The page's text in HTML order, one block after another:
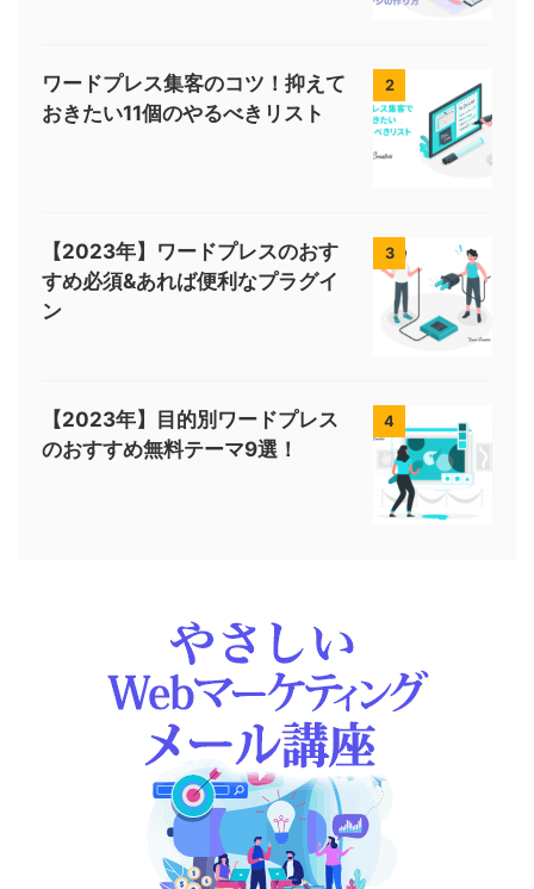
2
ワードプレス集客のコツ！抑えて
おきたい11個のやるべきリスト
3
【2023年】ワードプレスのおす
すめ必須&あれば便利なプラグイ
ン
4
【2023年】目的別ワードプレス
のおすすめ無料テーマ9選！